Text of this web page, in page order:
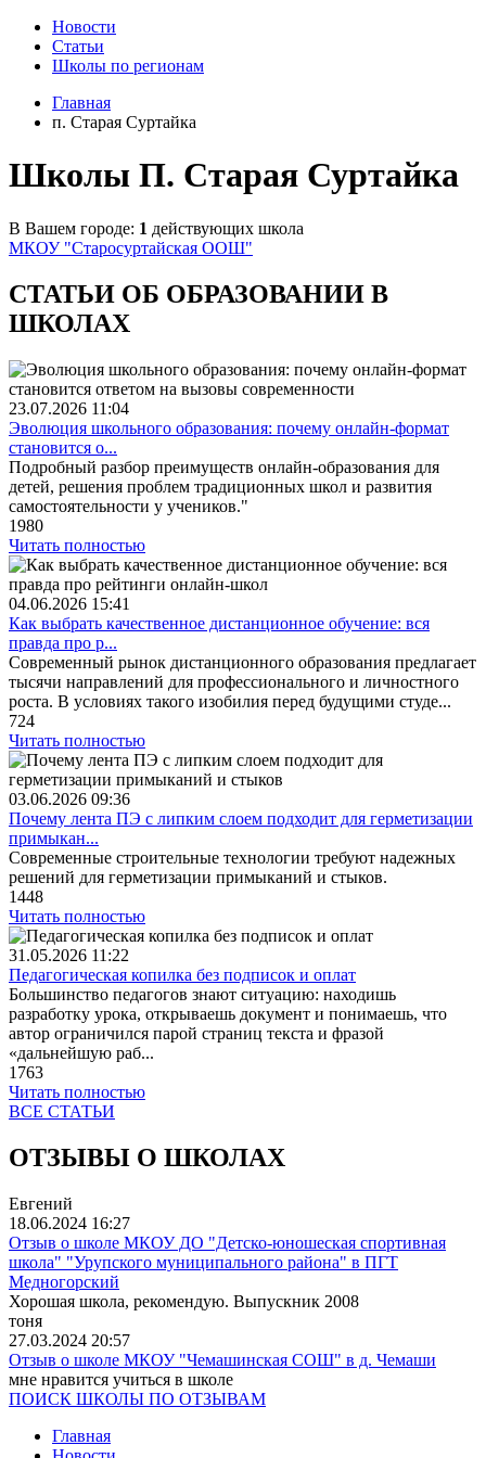
Новости
Статьи
Школы по регионам
Главная
п. Старая Суртайка
Школы П. Старая Суртайка
В Вашем городе: 1 действующих школа
МКОУ "Старосуртайская ООШ"
СТАТЬИ ОБ ОБРАЗОВАНИИ В
ШКОЛАХ
23.07.2026 11:04
Эволюция школьного образования: почему онлайн-формат
становится о...
Подробный разбор преимуществ онлайн-образования для
детей, решения проблем традиционных школ и развития
самостоятельности у учеников."
1980
Читать полностью
04.06.2026 15:41
Как выбрать качественное дистанционное обучение: вся
правда про р...
Современный рынок дистанционного образования предлагает
тысячи направлений для профессионального и личностного
роста. В условиях такого изобилия перед будущими студе...
724
Читать полностью
03.06.2026 09:36
Почему лента ПЭ с липким слоем подходит для герметизации
примыкан...
Современные строительные технологии требуют надежных
решений для герметизации примыканий и стыков.
1448
Читать полностью
31.05.2026 11:22
Педагогическая копилка без подписок и оплат
Большинство педагогов знают ситуацию: находишь
разработку урока, открываешь документ и понимаешь, что
автор ограничился парой страниц текста и фразой
«дальнейшую раб...
1763
Читать полностью
ВСЕ СТАТЬИ
ОТЗЫВЫ О ШКОЛАХ
Евгений
18.06.2024 16:27
Отзыв о школе МКОУ ДО "Детско-юношеская спортивная
школа" "Урупского муниципального района" в ПГТ
Медногорский
Хорошая школа, рекомендую. Выпускник 2008
тоня
27.03.2024 20:57
Отзыв о школе МКОУ "Чемашинская СОШ" в д. Чемаши
мне нравится учиться в школе
ПОИСК ШКОЛЫ ПО ОТЗЫВАМ
Главная